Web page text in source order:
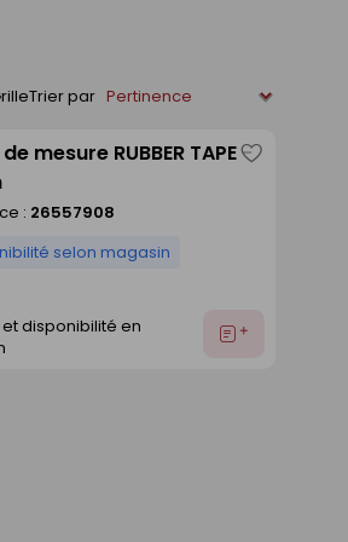
Trier par
mesure RUBBER TAPE -
: 26557908
selon magasin
disponibilité en
Ajouter